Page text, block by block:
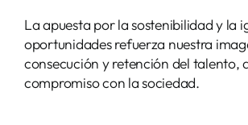
La apuesta por la sostenibilidad y la
oportunidades refuerza nuestra
consecución y retención del talento,
compromiso con la sociedad.